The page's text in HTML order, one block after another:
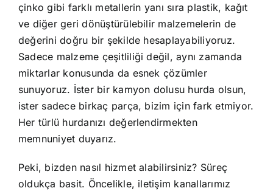
çinko gibi farklı metallerin yanı sıra plastik, kağıt
ve diğer geri dönüştürülebilir malzemelerin de
değerini doğru bir şekilde hesaplayabiliyoruz.
Sadece malzeme çeşitliliği değil, aynı zamanda
miktarlar konusunda da esnek çözümler
sunuyoruz. İster bir kamyon dolusu hurda olsun,
ister sadece birkaç parça, bizim için fark etmiyor.
Her türlü hurdanızı değerlendirmekten
memnuniyet duyarız.
Peki, bizden nasıl hizmet alabilirsiniz? Süreç
oldukça basit. Öncelikle, iletişim kanallarımız